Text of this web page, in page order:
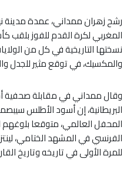
رشح زهران ممداني، عمدة مدينة
نسختها التاريخية في كل من
والمكسيك، ​في توقع مثير للجدل
​وقال ممداني في مقابلة صحفية
البريطانية، إن أسود الأطلس
المحفل العالمي، متوقعا بلوغهم
الفرنسي في المشهد الختامي،
للمرة الأولى في تاريخه وتاريخ